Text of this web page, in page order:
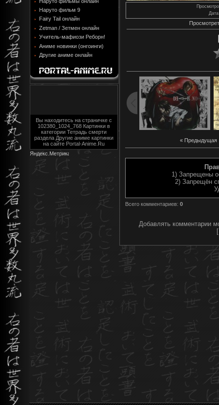
Наруто фильм 9
Fairy Tail онлайн
Zetman / Зетмен онлайн
Учитель-мафиози Реборн!
Аниме новинки (онгоинги)
Другие аниме онлайн
Вы находитесь на страничке с
102380_1024_768 Картинки в
категории Тетрадь смерти
раздела Другие аниме картинки
на сайте Portal-Anime.Ru
Дата
« Предыдущая
1) Запрещены
2) Запрещён
Всего комментариев: 0
Добавлять комментарии